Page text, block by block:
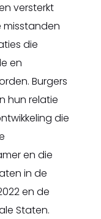
versterkt
misstanden
die
en
Burgers
hun relatie
die
en die
in de
en de
Staten.